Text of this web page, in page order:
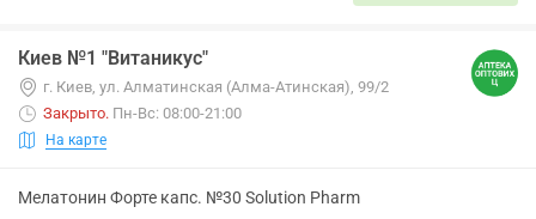
Киев №1 "Витаникус"
г. Киев, ул. Алматинская (Алма-Атинская), 99/2
Закрыто. Пн-Вс: 08:00-21:00
На карте
Мелатонин Форте капс. №30 Solution Pharm